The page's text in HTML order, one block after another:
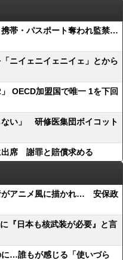
携帯・パスポート奪われ監禁…
ニイェニイェニイェ」とから
OECD加盟国で唯一 1を下回
ない」 研修医集団ボイコット
出席 謝罪と賠償求める
がアニメ風に描かれ… 安保政
『日本も核武装が必要』と言
に…誰もが感じる「使いづら